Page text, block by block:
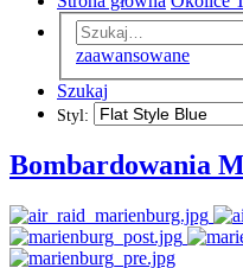
zaawansowane
Szukaj
Styl:
Bombardowania